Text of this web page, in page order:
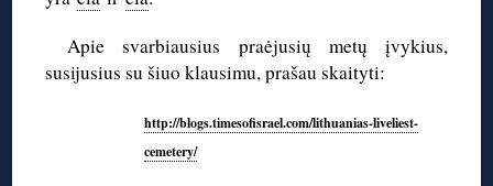
Apie svarbiausius praėjusių metų įvykius,
susijusius su šiuo klausimu, prašau skaityti:
http://blogs.timesofisrael.com/lithuanias-liveliest-
cemetery/